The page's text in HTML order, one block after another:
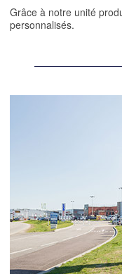
Grâce à notre unité
personnalisés.